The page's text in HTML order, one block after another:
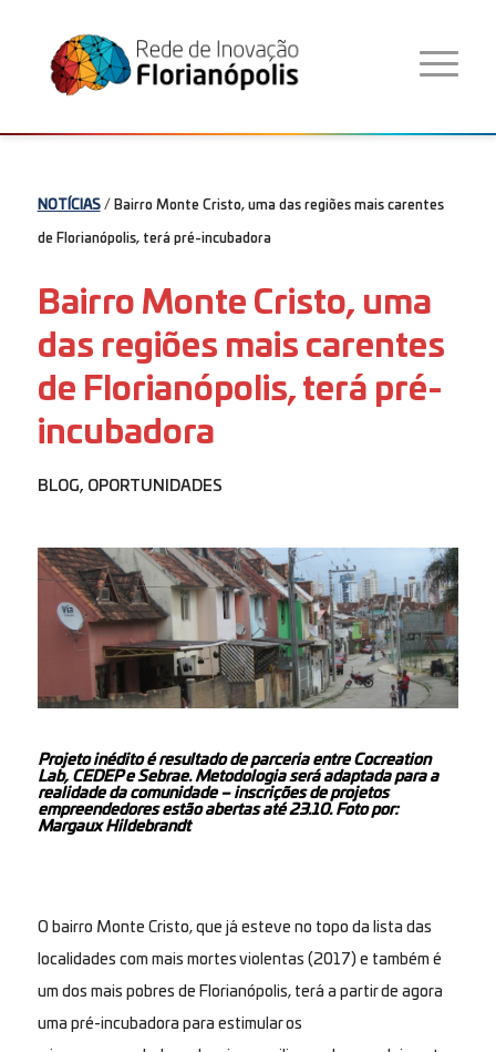
NOTÍCIAS/ Bairro Monte Cristo, uma das regiões mais carentes
de Florianópolis, terá pré-incubadora
Bairro Monte Cristo, uma
das regiões mais carentes
de Florianópolis, terá pré-
incubadora
BLOG, OPORTUNIDADES
Projeto inédito é resultado de parceria entre Cocreation
Lab, CEDEP e Sebrae. Metodologia será adaptada para a
realidade da comunidade – inscrições de projetos
empreendedores estão abertas até 23.10. Foto por:
Margaux Hildebrandt
O bairro Monte Cristo, que já esteve no topo da lista das
localidades com mais mortes violentas (2017) e também é
um dos mais pobres de Florianópolis, terá a partir de agora
uma pré-incubadora para estimular os